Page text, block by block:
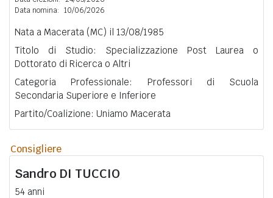
Data nomina: 10/06/2026
Nata a Macerata (MC) il 13/08/1985
Titolo di Studio: Specializzazione Post Laurea o
Dottorato di Ricerca o Altri
Categoria Professionale: Professori di Scuola
Secondaria Superiore e Inferiore
Partito/Coalizione: Uniamo Macerata
Consigliere
Sandro DI TUCCIO
54 anni